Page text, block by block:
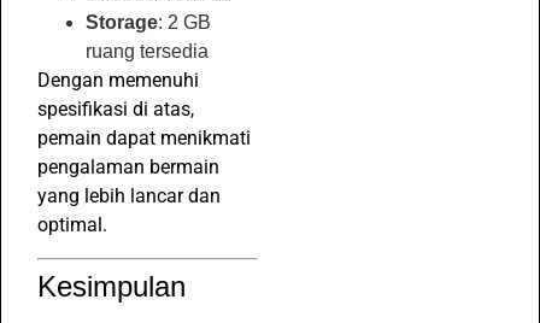
Storage: 2 GB
ruang tersedia
Dengan memenuhi
spesifikasi di atas,
pemain dapat menikmati
pengalaman bermain
yang lebih lancar dan
optimal.
Kesimpulan